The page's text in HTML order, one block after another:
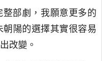
部劇，我願意更多的
陽的選擇其實很容易
改變。